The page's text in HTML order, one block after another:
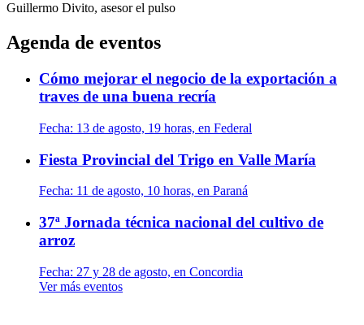
Guillermo Divito, asesor el pulso
Agenda de eventos
Cómo mejorar el negocio de la exportación a
traves de una buena recría
Fecha: 13 de agosto, 19 horas, en Federal
Fiesta Provincial del Trigo en Valle María
Fecha: 11 de agosto, 10 horas, en Paraná
37ª Jornada técnica nacional del cultivo de
arroz
Fecha: 27 y 28 de agosto, en Concordia
Ver más eventos